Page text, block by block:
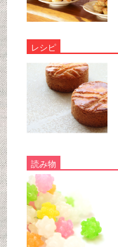
レシピ
読み物